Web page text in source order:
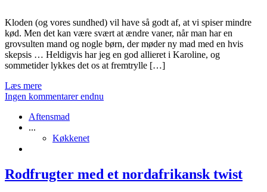
Kloden (og vores sundhed) vil have så godt af, at vi spiser mindre
kød. Men det kan være svært at ændre vaner, når man har en
grovsulten mand og nogle børn, der møder ny mad med en hvis
skepsis … Heldigvis har jeg en god allieret i Karoline, og
sommetider lykkes det os at fremtrylle […]
Læs mere
Ingen kommentarer endnu
Aftensmad
...
Køkkenet
Rodfrugter med et nordafrikansk twist